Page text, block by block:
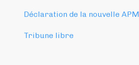
Déclaration de la nouvelle APM
Tribune libre